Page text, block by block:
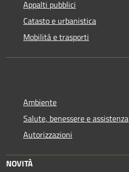
Appalti pubblici
Catasto e urbanistica
Mobilità e trasporti
Ambiente
Salute, benessere e assistenza
Autorizzazioni
NOVITÀ